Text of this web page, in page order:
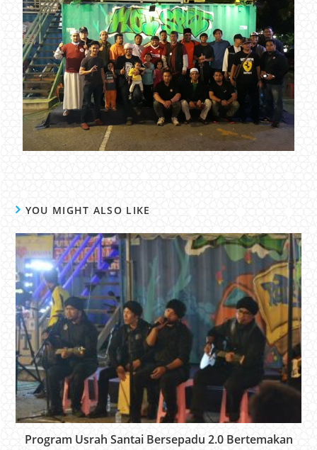
YOU MIGHT ALSO LIKE
Program Usrah Santai Bersepadu 2.0 Bertemakan